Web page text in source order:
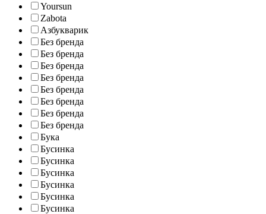
Yoursun
Zabota
Азбукварик
Без бренда
Без бренда
Без бренда
Без бренда
Без бренда
Без бренда
Без бренда
Без бренда
Бука
Бусинка
Бусинка
Бусинка
Бусинка
Бусинка
Бусинка